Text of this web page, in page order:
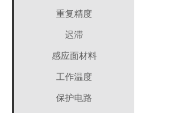
重复精度
迟滞
感应面材料
工作温度
保护电路